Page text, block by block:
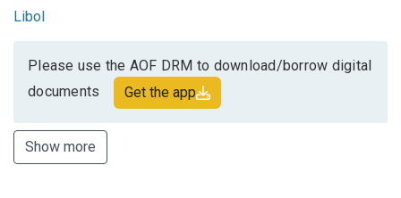
Libol
Please use the AOF DRM to download/borrow digital
documents
Get the app
Show more